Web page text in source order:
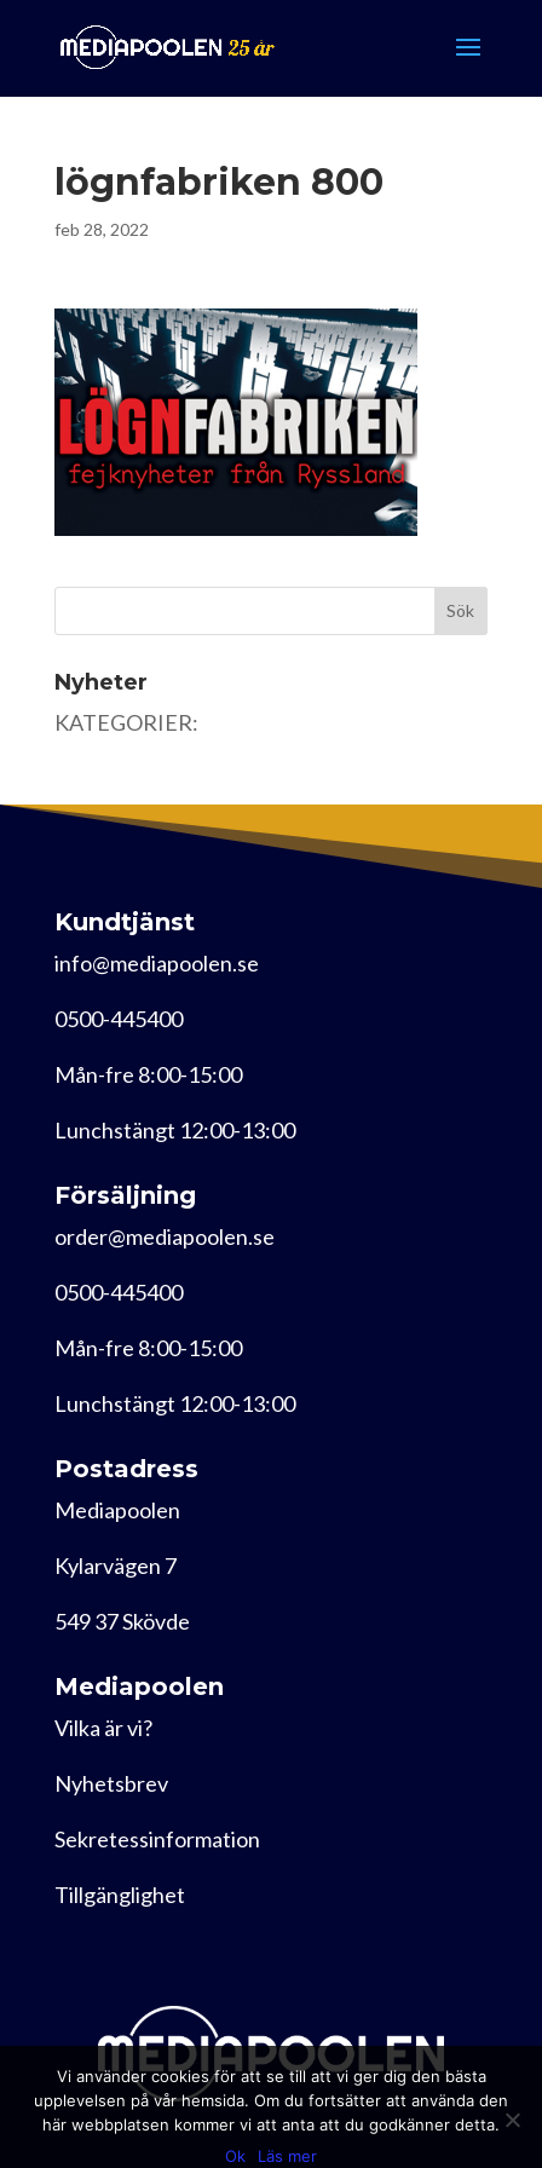
lögnfabriken 800
feb 28, 2022
Nyheter
KATEGORIER:
Kundtjänst
info@mediapoolen.se
0500-445400
Mån-fre 8:00-15:00
Lunchstängt 12:00-13:00
Försäljning
order@mediapoolen.se
0500-445400
Mån-fre 8:00-15:00
Lunchstängt 12:00-13:00
Postadress
Mediapoolen
Kylarvägen 7
549 37 Skövde
Mediapoolen
Vilka är vi?
Nyhetsbrev
Sekretessinformation
Tillgänglighet
Vi använder cookies för att se till att vi ger dig den bästa
upplevelsen på vår hemsida. Om du fortsätter att använda den
här webbplatsen kommer vi att anta att du godkänner detta.
Ok
Läs mer